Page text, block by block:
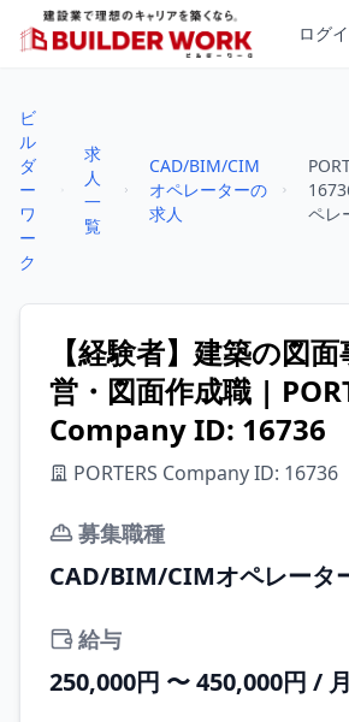
ログ
ビ
ル
ダ
ー
ワ
ー
ク
求
人
一
覧
CAD/BIM/CIM
オペレーターの
求人
ペレ
【経験者】建築の図
営・図面作成職 |
Company ID: 16736
PORTERS Company ID: 16736
募集職種
CAD/BIM/CIMオペレータ
給与
250,000円 〜 450,000円 / 月